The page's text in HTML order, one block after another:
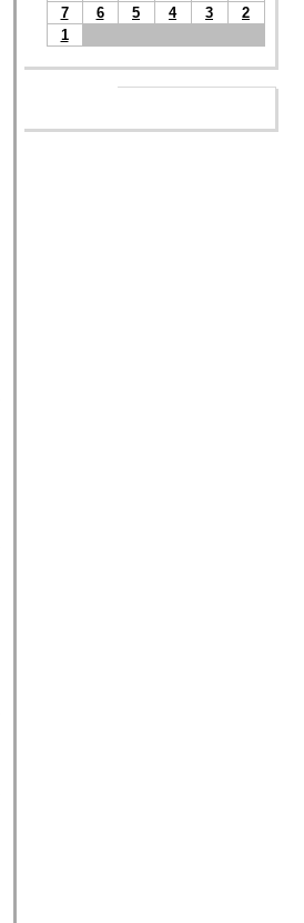
7
6 5 4 3
2
1